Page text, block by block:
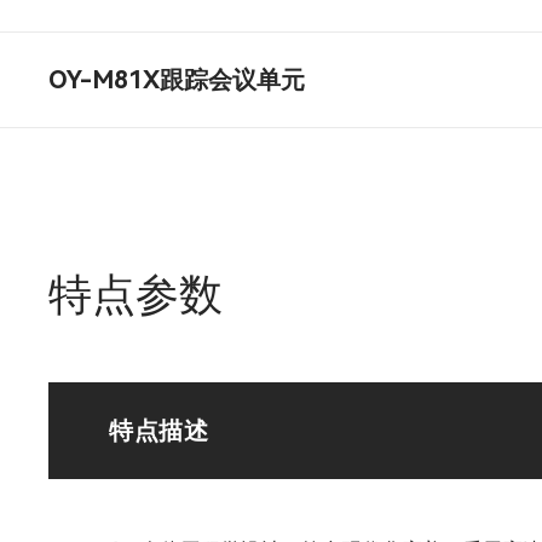
OY-M81X跟踪会议单元
特点参数
特点描述